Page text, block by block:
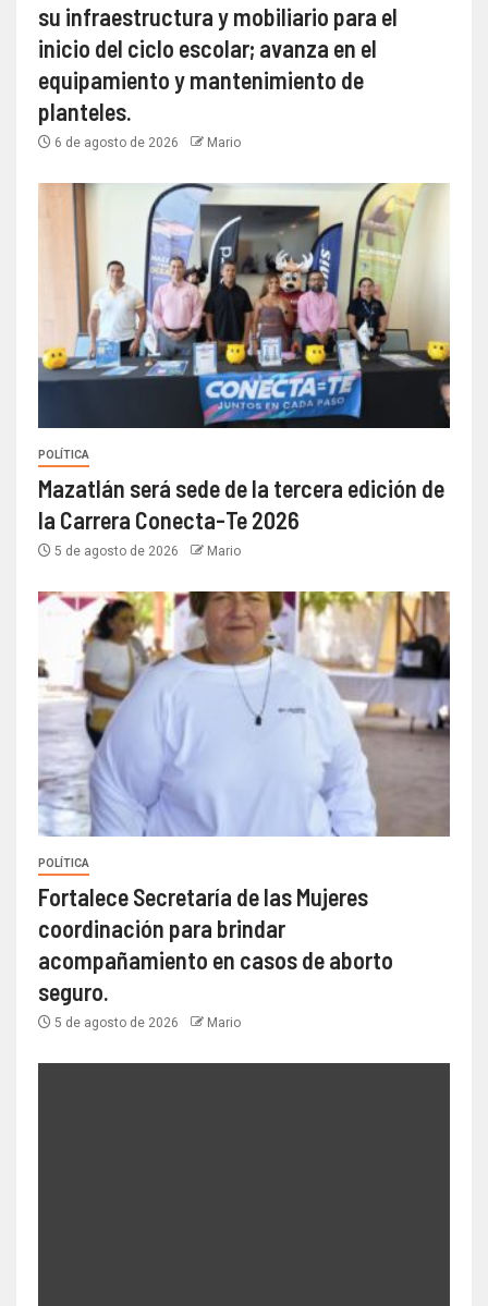
su infraestructura y mobiliario para el
inicio del ciclo escolar; avanza en el
equipamiento y mantenimiento de
planteles.
6 de agosto de 2026 Mario
POLÍTICA
Mazatlán será sede de la tercera edición de
la Carrera Conecta-Te 2026
5 de agosto de 2026 Mario
POLÍTICA
Fortalece Secretaría de las Mujeres
coordinación para brindar
acompañamiento en casos de aborto
seguro.
5 de agosto de 2026 Mario